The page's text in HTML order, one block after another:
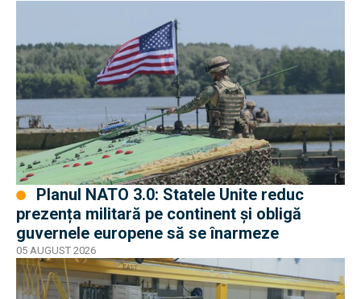
prezența militară pe continent și obligă
guvernele europene să se înarmeze
05 AUGUST 2026